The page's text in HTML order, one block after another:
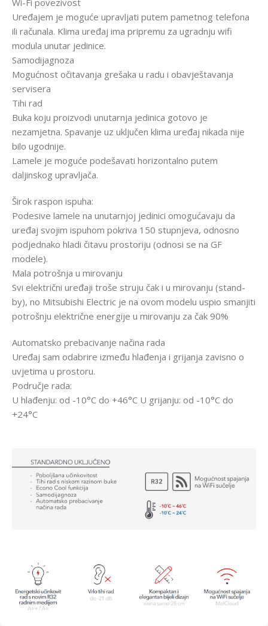
Uređajem je moguće upravljati putem pametnog telefona
ili računala. Klima uređaj ima pripremu za ugradnju wifi
modula unutar jedinice.
Samodijagnoza
Mogućnost očitavanja grešaka u radu i obavještavanja
servisera
Tihi rad
Buka koju proizvodi unutarnja jedinica gotovo je
nezamjetna. Spavanje uz uključen klima uređaj nikada nije
bilo ugodnije.
Lamele je moguće podešavati horizontalno putem
daljinskog upravljača.
Širok raspon ispuha:
Podesive lamele na unutarnjoj jedinici omogućavaju da
uređaj svojim ispuhom pokriva 150 stupnjeva, odnosno
podjednako hladi čitavu prostoriju (odnosi se na GF
modele).
Mala potrošnja u mirovanju
Svi električni uređaji troše struju čak i u mirovanju (stand-
by), no Mitsubishi Electric je na ovom modelu uspio smanjiti
potrošnju električne energije u mirovanju za čak 90%
Automatsko prebacivanje načina rada
Uređaj sam odabrire između hlađenja i grijanja zavisno o
uvjetima u prostoru.
Područje rada:
U hlađenju: od -10°C do +46°C U grijanju: od -10°C do
+24°C